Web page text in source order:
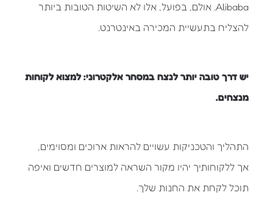
Alibaba. אולם, בפועל, אלו לא השיטות הטובות ביותר
להצליח בתעשיית המכירה באינטרנט.
יש דרך טובה יותר לנצח במסחר אלקטרוני: למצוא לקוחות
מנצחים.
התהליך והטכניקות עשויים להראות ארוכים ומסוימים,
אך ללקוחותיך יהיו מקור השראה למוצרים חדשים ואיפה
תוכל לקחת את החנות שלך.